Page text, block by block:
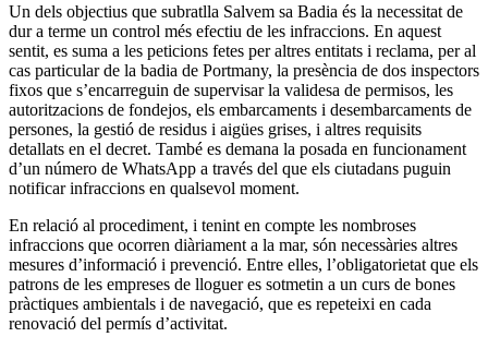
Un dels objectius que subratlla Salvem sa Badia és la necessitat de
dur a terme un control més efectiu de les infraccions. En aquest
sentit, es suma a les peticions fetes per altres entitats i reclama, per al
cas particular de la badia de Portmany, la presència de dos inspectors
fixos que s’encarreguin de supervisar la validesa de permisos, les
autoritzacions de fondejos, els embarcaments i desembarcaments de
persones, la gestió de residus i aigües grises, i altres requisits
detallats en el decret. També es demana la posada en funcionament
d’un número de WhatsApp a través del que els ciutadans puguin
notificar infraccions en qualsevol moment.
En relació al procediment, i tenint en compte les nombroses
infraccions que ocorren diàriament a la mar, són necessàries altres
mesures d’informació i prevenció. Entre elles, l’obligatorietat que els
patrons de les empreses de lloguer es sotmetin a un curs de bones
pràctiques ambientals i de navegació, que es repeteixi en cada
renovació del permís d’activitat.